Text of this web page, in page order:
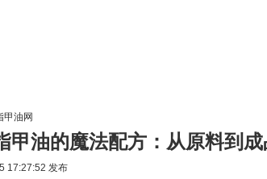
甲油网
甲油的魔法配方：从原料到
17:27:52 发布